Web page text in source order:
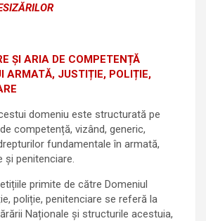
ȘI ARIA DE COMPETENȚĂ
ARMATĂ, JUSTIȚIE, POLIȚIE,
domeniu este structurată pe
competență, vizând, generic,
fundamentale în armată,
și penitenciare.
primite de către Domeniul
poliție, penitenciare se referă la
Naționale și structurile acestuia,